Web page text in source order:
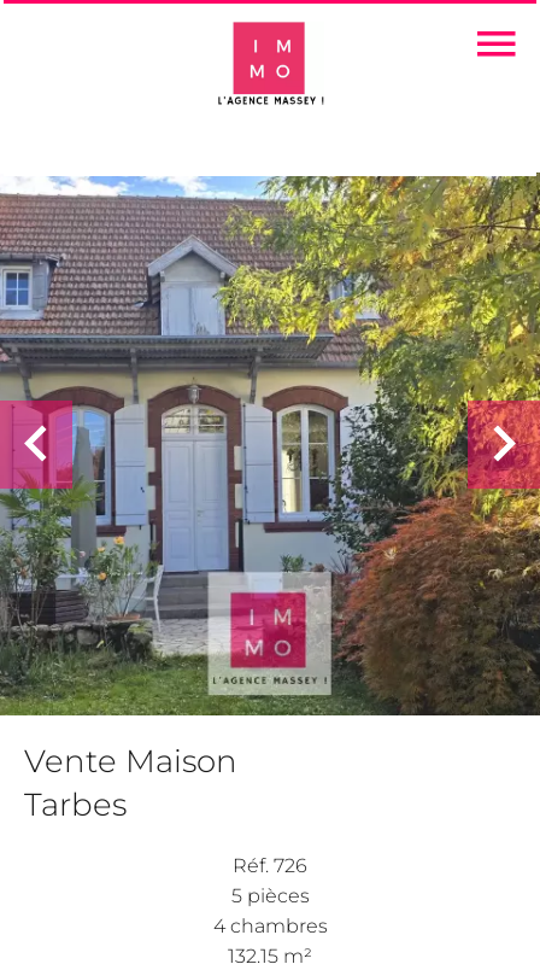
Vente Maison
Tarbes
Réf. 726
5 pièces
4 chambres
132.15 m²